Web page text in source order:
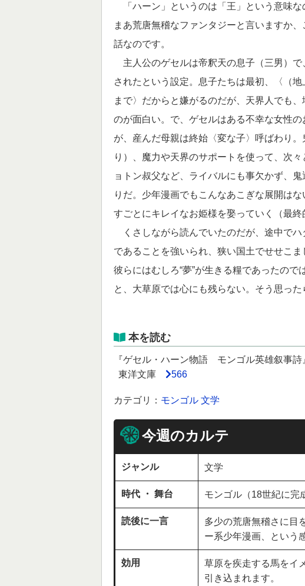
「ハーン」というのは「王」という意味な
まあ荒唐無稽なファンタジーと言いますか
話なのです。
主人公のゲセルは帝釈天の息子（三男）
されたという設定。息子たちは最初、〈（
まで〉だからと嫌がるのだが、天界人でも
のが面白い。で、ゲセルはある不幸な女性
が、産んだ母親は終始〈変な子〉呼ばわり
り）、魔力や天界のサポートを使って、次
ョトン叔父など、ライバルにも事欠かず、
りだ。少年漫画でもこんなあこぎな展開は
すごとにキレイなお姫様を娶っていく（最終
くさしながら読んでいたのだが、途中で
であることを強いられ、狭い国土でせせこ
彼らにはむしろ“夢”が生きる糧であったの
と、大草原では心にも残らない。そう思っ
本を読む
『ゲセル・ハーン物語 モンゴル英雄叙事詩
東洋文庫
566
カテゴリ： モンゴル 文学
今週のカルテ
ジャンル 文学
時代 ・ 舞台 モンゴル（18世紀に完
読後に一言
多少の荒唐無稽さに目
ー系少年漫画、という
効用
草原を疾走する馬をイ
引き込まれます。